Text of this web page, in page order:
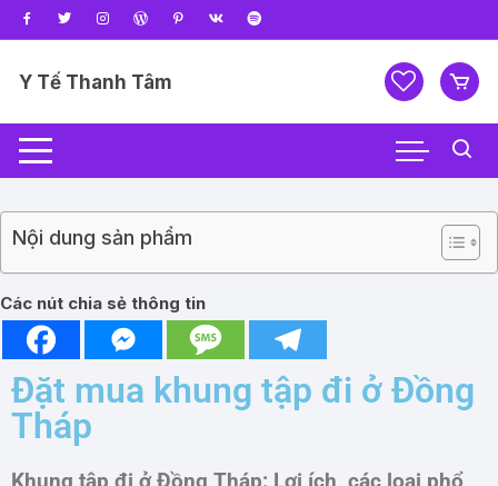
Y Tế Thanh Tâm
Nội dung sản phẩm
Các nút chia sẻ thông tin
Đặt mua khung tập đi ở Đồng
Tháp